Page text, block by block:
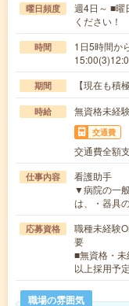
曜日頻度
週4日～ ■曜
ください！
時間
1日5時間か
期間 【現在も積
時給 無資格未経
交通費
交通費全額
仕事内容
看護助手
▼病院の一
は、・器具
応募資格
職種未経験
要
■無資格・
以上採用予
職場の雰囲気